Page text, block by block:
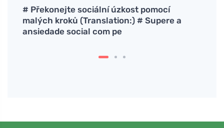
# Překonejte sociální úzkost pomocí
malých kroků (Translation:) # Supere a
ansiedade social com pe